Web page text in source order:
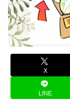
X
LINE